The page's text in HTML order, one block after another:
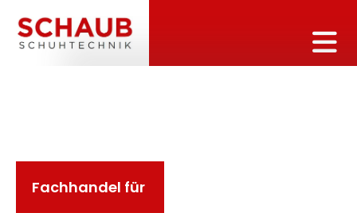
Fachhandel für